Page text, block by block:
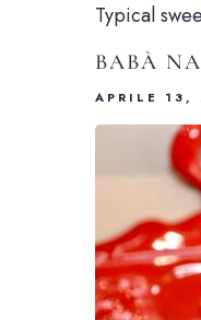
Typical
BABÀ
APRILE 13,